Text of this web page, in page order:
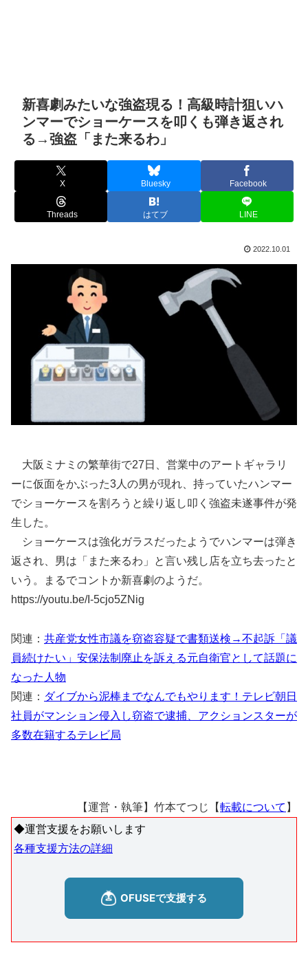
新喜劇みたいな強盗現る！高級時計狙いハ
ンマーでショーケースを叩くも弾き返され
る→強盗「また来るわ」
X Bluesky Facebook
Threads はてブ LINE
2022.10.01
大阪ミナミの繁華街で27日、営業中のアートギャラリ
ーに仮面をかぶった3人の男が現れ、持っていたハンマー
でショーケースを割ろうと繰り返し叩く強盗未遂事件が発
生した。
ショーケースは強化ガラスだったようでハンマーは弾き
返され、男は「また来るわ」と言い残し店を立ち去ったと
いう。まるでコントか新喜劇のようだ。
https://youtu.be/I-5cjo5ZNig
関連： 共産党女性市議を窃盗容疑で書類送検→不起訴「議
員続けたい」安保法制廃止を訴える元自衛官として話題に
なった人物
関連： ダイブから泥棒までなんでもやります！テレビ朝日
社員がマンション侵入し窃盗で逮捕、アクションスターが
多数在籍するテレビ局
【運営・執筆】竹本てつじ【転載について 】
◆運営支援をお願いします
各種支援方法の詳細